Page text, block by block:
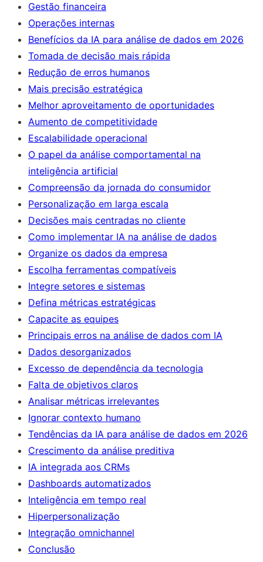
Gestão financeira
Operações internas
Benefícios da IA para análise de dados em 2026
Tomada de decisão mais rápida
Redução de erros humanos
Mais precisão estratégica
Melhor aproveitamento de oportunidades
Aumento de competitividade
Escalabilidade operacional
O papel da análise comportamental na
inteligência artificial
Compreensão da jornada do consumidor
Personalização em larga escala
Decisões mais centradas no cliente
Como implementar IA na análise de dados
Organize os dados da empresa
Escolha ferramentas compatíveis
Integre setores e sistemas
Defina métricas estratégicas
Capacite as equipes
Principais erros na análise de dados com IA
Dados desorganizados
Excesso de dependência da tecnologia
Falta de objetivos claros
Analisar métricas irrelevantes
Ignorar contexto humano
Tendências da IA para análise de dados em 2026
Crescimento da análise preditiva
IA integrada aos CRMs
Dashboards automatizados
Inteligência em tempo real
Hiperpersonalização
Integração omnichannel
Conclusão